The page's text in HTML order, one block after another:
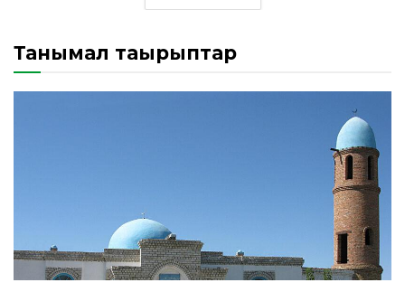
Танымал тақырыптар